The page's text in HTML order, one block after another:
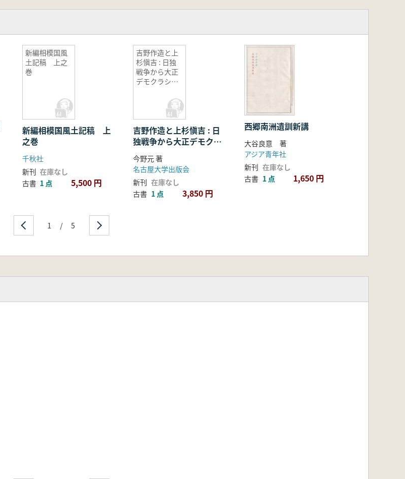
新編相模国風
土記稿 上之
巻
新編相模国風土記稿 上
之巻
千秋社
新刊 在庫なし
古書 1 点 5,500 円
吉野作造と上
杉愼吉 : 日独
戦争から大正
デモクラシー
吉野作造と上杉愼吉 : 日
独戦争から大正デモクラ
シーへ
今野元 著
名古屋大学出版会
新刊 在庫なし
古書 1 点 3,850 円
西郷南洲遺訓新講
大谷良意 著
アジア青年社
新刊 在庫なし
古書 1 点 1,650 円
1 / 5